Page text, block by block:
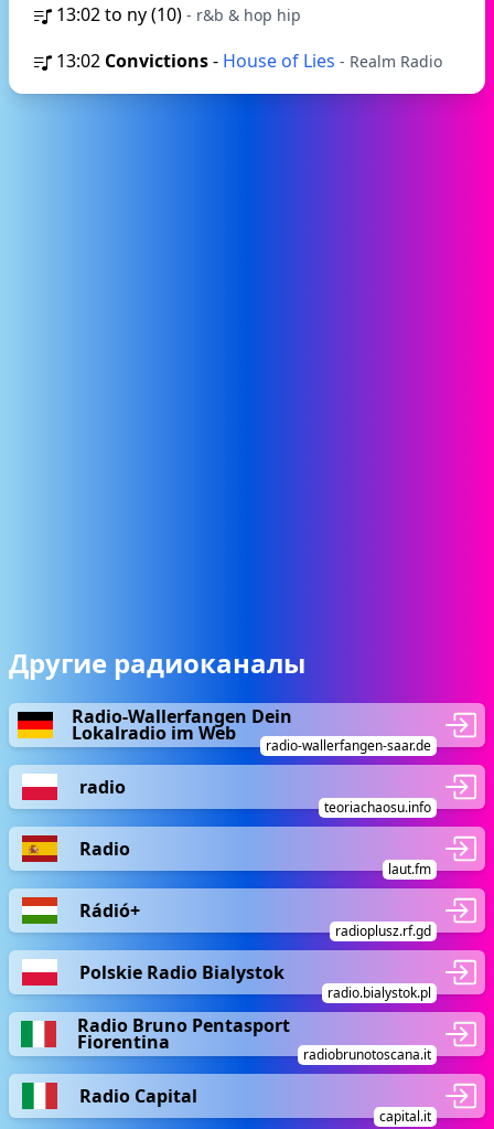
13:02to ny (10) - r&b & hop hip
13:02 Convictions- House of Lies - Realm Radio
Другие радиоканалы
Radio-Wallerfangen Dein
Lokalradio im Web
radio-wallerfangen-saar.de
radio
teoriachaosu.info
Radio
laut.fm
Rádió+
radioplusz.rf.gd
Polskie Radio Bialystok
radio.bialystok.pl
Radio Bruno Pentasport
Fiorentina
radiobrunotoscana.it
Radio Capital
capital.it